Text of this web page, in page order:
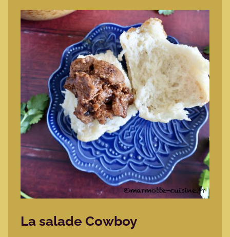
La salade Cowboy